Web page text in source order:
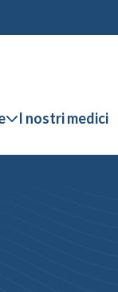
I nostri medici